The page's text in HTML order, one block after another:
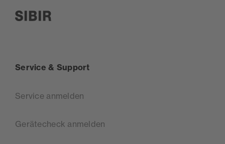
Service & Support
Service anmelden
Gerätecheck anmelden